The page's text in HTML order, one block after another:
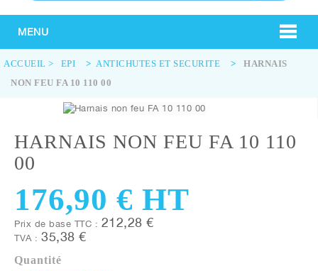
MENU
ACCUEIL > EPI > ANTICHUTES ET SECURITE >
HARNAIS
NON FEU FA 10 110 00
HARNAIS NON FEU FA 10 110
00
176,90 € HT
Prix de base TTC : 212,28 €
TVA : 35,38 €
Quantité